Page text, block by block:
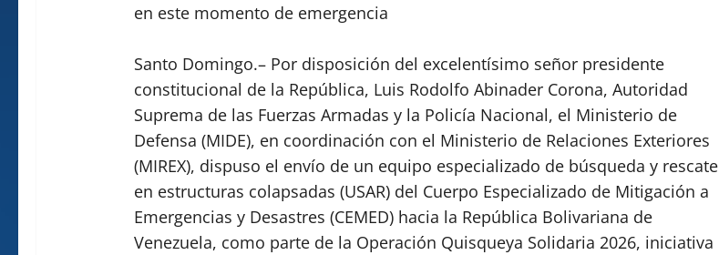
en este momento de emergencia
Santo Domingo.– Por disposición del excelentísimo señor presidente
constitucional de la República, Luis Rodolfo Abinader Corona, Autoridad
Suprema de las Fuerzas Armadas y la Policía Nacional, el Ministerio de
Defensa (MIDE), en coordinación con el Ministerio de Relaciones Exteriores
(MIREX), dispuso el envío de un equipo especializado de búsqueda y rescate
en estructuras colapsadas (USAR) del Cuerpo Especializado de Mitigación a
Emergencias y Desastres (CEMED) hacia la República Bolivariana de
Venezuela, como parte de la Operación Quisqueya Solidaria 2026, iniciativa